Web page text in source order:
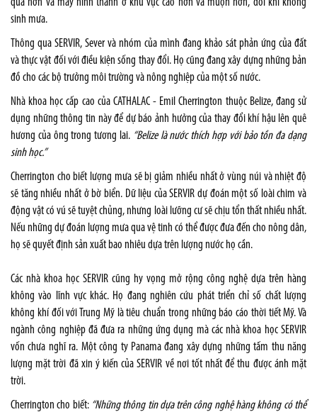
quả hơn và mây hình thành ở khu vực cao hơn và muộn hơn, đôi khi không
sinh mưa.
Thông qua SERVIR, Sever và nhóm của mình đang khảo sát phản ứng của đất
và thực vật đối với điều kiện sống thay đổi. Họ cũng đang xây dựng những bản
đồ cho các bộ trưởng môi trường và nông nghiệp của một số nước.
Nhà khoa học cấp cao của CATHALAC - Emil Cherrington thuộc Belize, đang sử
dụng những thông tin này để dự báo ảnh hưởng của thay đổi khí hậu lên quê
hương của ông trong tương lai. “Belize là nước thích hợp với bảo tồn đa dạng
sinh học.”
Cherrington cho biết lượng mưa sẽ bị giảm nhiều nhất ở vùng núi và nhiệt độ
sẽ tăng nhiều nhất ở bờ biển. Dữ liệu của SERVIR dự đoán một số loài chim và
động vật có vú sẽ tuyệt chủng, nhưng loài lưỡng cư sẽ chịu tổn thất nhiều nhất.
Nếu những dự đoán lượng mưa qua vệ tinh có thể được đưa đến cho nông dân,
họ sẽ quyết định sản xuất bao nhiêu dựa trên lượng nước họ cần.
Các nhà khoa học SERVIR cũng hy vọng mở rộng công nghệ dựa trên hàng
không vào lĩnh vực khác. Họ đang nghiên cứu phát triển chỉ số chất lượng
không khí đối với Trung Mỹ là tiêu chuẩn trong những báo cáo thời tiết Mỹ. Và
ngành công nghiệp đã đưa ra những ứng dụng mà các nhà khoa học SERVIR
vốn chưa nghĩ ra. Một công ty Panama đang xây dựng những tấm thu năng
lượng mặt trời đã xin ý kiến của SERVIR về nơi tốt nhất để thu được ánh mặt
trời.
Cherrington cho biết: “Những thông tin dựa trên công nghệ hàng không có thể